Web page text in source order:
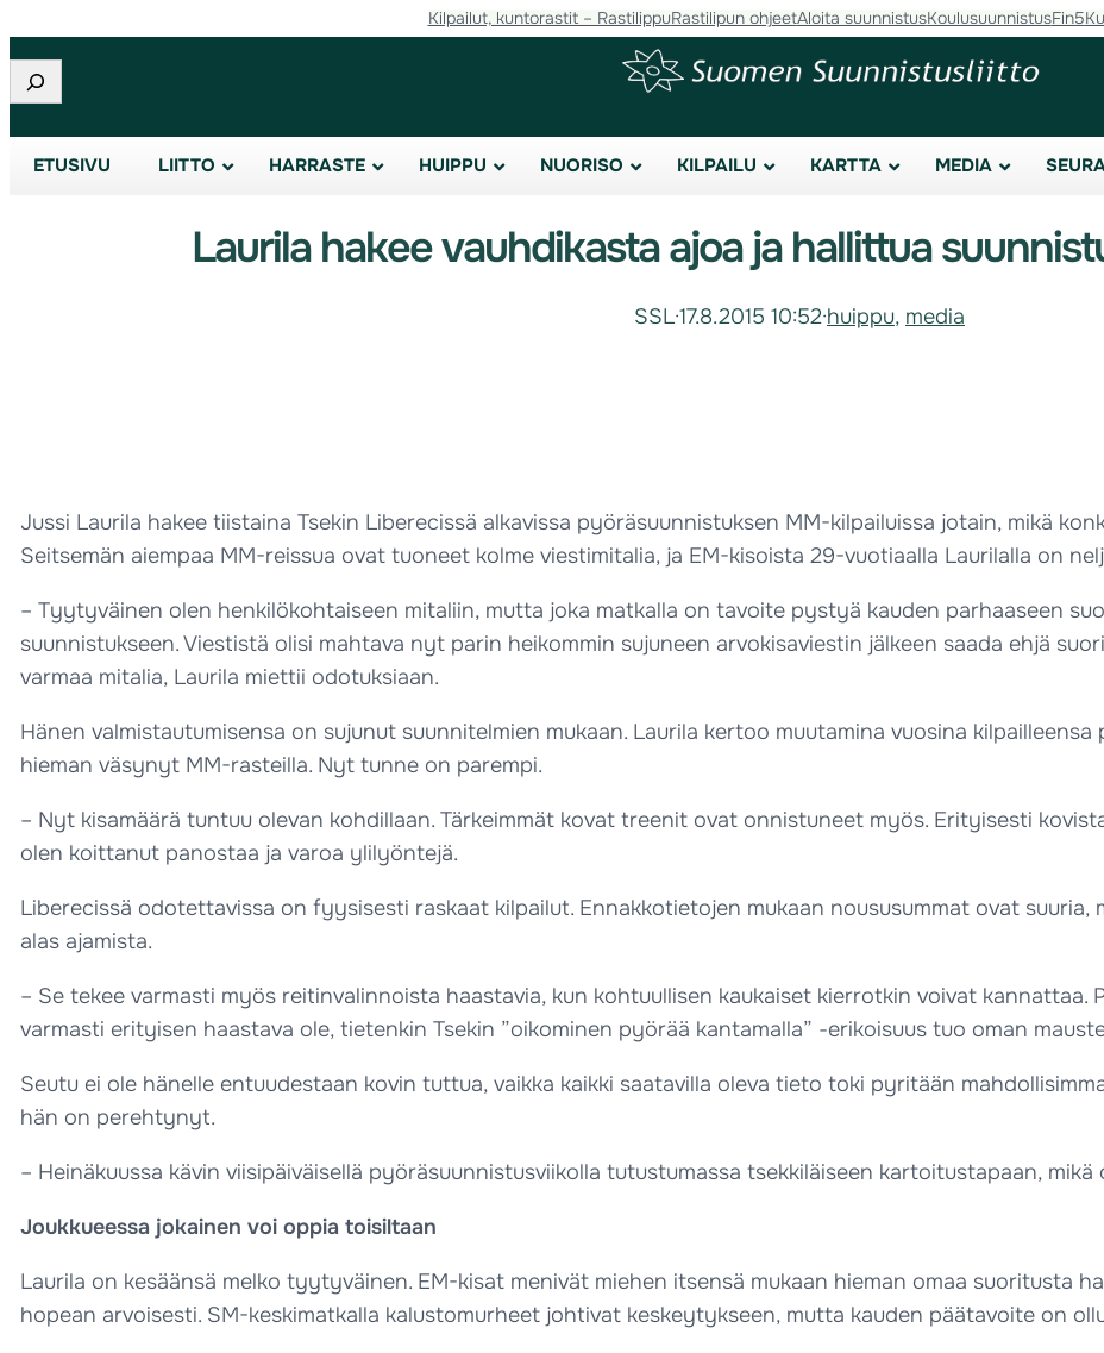
Kilpailut, kuntorastit – RastilippuRastilipun ohjeetAloita suunnistusKoulusuunnistusFin5
Etsi
ETUSIVU LIITTO HARRASTE HUIPPU NUORISO KILPAILU KARTTA MEDIA
Laurila hakee vauhdikasta ajoa ja hallittua
SSL·17.8.2015 10:52·huippu, media
Jussi Laurila hakee tiistaina Tsekin Liberecissä alkavissa pyöräsuunnistuksen MM-kilpailuissa jotain, mikä
Seitsemän aiempaa MM-reissua ovat tuoneet kolme viestimitalia, ja EM-kisoista 29-vuotiaalla Laurilalla on
– Tyytyväinen olen henkilökohtaiseen mitaliin, mutta joka matkalla on tavoite pystyä kauden parhaaseen
suunnistukseen. Viestistä olisi mahtava nyt parin heikommin sujuneen arvokisaviestin jälkeen saada ehjä
varmaa mitalia, Laurila miettii odotuksiaan.
Hänen valmistautumisensa on sujunut suunnitelmien mukaan. Laurila kertoo muutamina vuosina
hieman väsynyt MM-rasteilla. Nyt tunne on parempi.
– Nyt kisamäärä tuntuu olevan kohdillaan. Tärkeimmät kovat treenit ovat onnistuneet myös. Erityisesti
olen koittanut panostaa ja varoa ylilyöntejä.
Liberecissä odotettavissa on fyysisesti raskaat kilpailut. Ennakkotietojen mukaan noususummat ovat suuria,
alas ajamista.
– Se tekee varmasti myös reitinvalinnoista haastavia, kun kohtuullisen kaukaiset kierrotkin voivat kannattaa.
varmasti erityisen haastava ole, tietenkin Tsekin ”oikominen pyörää kantamalla” -erikoisuus tuo oman
Seutu ei ole hänelle entuudestaan kovin tuttua, vaikka kaikki saatavilla oleva tieto toki pyritään
hän on perehtynyt.
– Heinäkuussa kävin viisipäiväisellä pyöräsuunnistusviikolla tutustumassa tsekkiläiseen kartoitustapaan,
Joukkueessa jokainen voi oppia toisiltaan
Laurila on kesäänsä melko tyytyväinen. EM-kisat menivät miehen itsensä mukaan hieman omaa suoritusta
hopean arvoisesti. SM-keskimatkalla kalustomurheet johtivat keskeytykseen, mutta kauden päätavoite on